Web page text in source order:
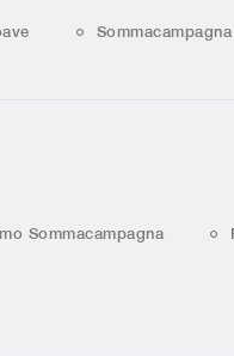
Sommacampagna
Sommacampagna